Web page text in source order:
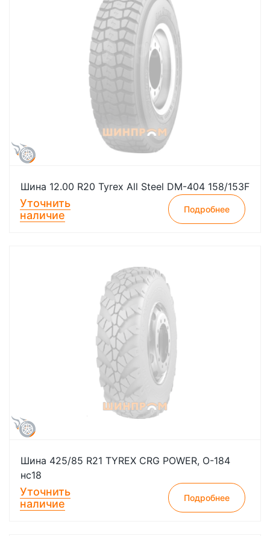
Шина 12.00 R20 Tyrex All Steel DM-404 158/153F
Уточнить
наличие
Подробнее
Шина 425/85 R21 TYREX CRG POWER, О-184
нс18
Уточнить
наличие
Подробнее